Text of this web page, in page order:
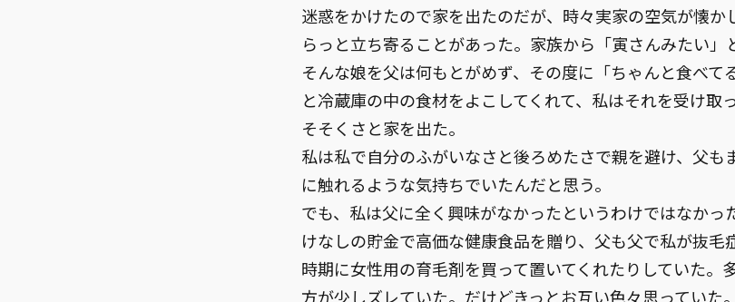
迷惑をかけたので家を出たのだが、時々実家の空気が懐か
らっと立ち寄ることがあった。家族から「寅さんみたい」
そんな娘を父は何もとがめず、その度に「ちゃんと食べて
と冷蔵庫の中の食材をよこしてくれて、私はそれを受け取
そそくさと家を出た。
私は私で自分のふがいなさと後ろめたさで親を避け、父も
に触れるような気持ちでいたんだと思う。
でも、私は父に全く興味がなかったというわけではなかっ
けなしの貯金で高価な健康食品を贈り、父も父で私が抜毛
時期に女性用の育毛剤を買って置いてくれたりしていた。
方が少しズレていた。だけどきっとお互い色々思っていた。